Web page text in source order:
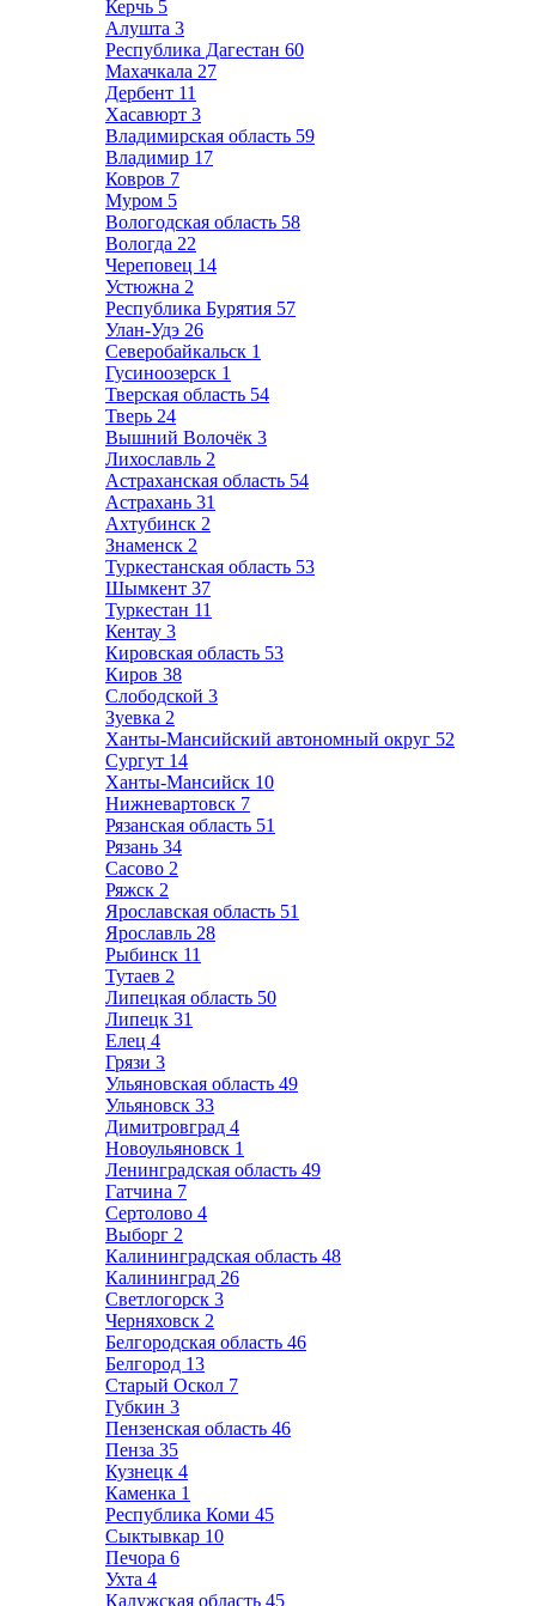
Керчь 5
Алушта 3
Республика Дагестан 60
Махачкала 27
Дербент 11
Хасавюрт 3
Владимирская область 59
Владимир 17
Ковров 7
Муром 5
Вологодская область 58
Вологда 22
Череповец 14
Устюжна 2
Республика Бурятия 57
Улан-Удэ 26
Северобайкальск 1
Гусиноозерск 1
Тверская область 54
Тверь 24
Вышний Волочёк 3
Лихославль 2
Астраханская область 54
Астрахань 31
Ахтубинск 2
Знаменск 2
Туркестанская область 53
Шымкент 37
Туркестан 11
Кентау 3
Кировская область 53
Киров 38
Слободской 3
Зуевка 2
Ханты-Мансийский автономный округ 52
Сургут 14
Ханты-Мансийск 10
Нижневартовск 7
Рязанская область 51
Рязань 34
Сасово 2
Ряжск 2
Ярославская область 51
Ярославль 28
Рыбинск 11
Тутаев 2
Липецкая область 50
Липецк 31
Елец 4
Грязи 3
Ульяновская область 49
Ульяновск 33
Димитровград 4
Новоульяновск 1
Ленинградская область 49
Гатчина 7
Сертолово 4
Выборг 2
Калининградская область 48
Калининград 26
Светлогорск 3
Черняховск 2
Белгородская область 46
Белгород 13
Старый Оскол 7
Губкин 3
Пензенская область 46
Пенза 35
Кузнецк 4
Каменка 1
Республика Коми 45
Сыктывкар 10
Печора 6
Ухта 4
Калужская область 45